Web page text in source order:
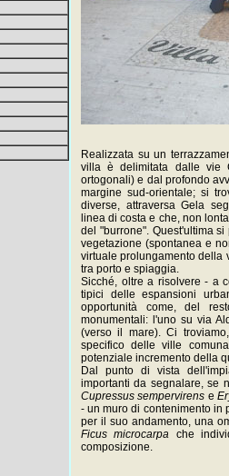
Realizzata su un
villa è delimitata dalle vie
ortogonali) e dal profondo
margine sud-orientale; si
diverse, attraversa Gela
linea di costa e che, non
del "burrone". Quest'ultima
vegetazione (spontanea e
virtuale prolungamento della
tra porto e spiaggia.
Sicché, oltre a risolvere - a
tipici delle espansioni
opportunità come, del
monumentali: l'uno su via
(verso il mare). Ci
specifico delle ville
potenziale incremento della
Dal punto di vista
importanti da segnalare, se
Cupressus sempervirens e
- un muro di contenimento in
per il suo andamento, una
Ficus microcarpa che
composizione.